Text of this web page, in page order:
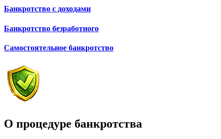
Банкротство с доходами
Банкротство безработного
Самостоятельное банкротство
О процедуре банкротства